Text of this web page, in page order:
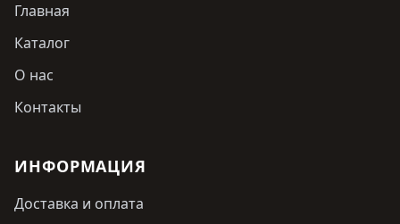
Главная
Каталог
О нас
Контакты
ИНФОРМАЦИЯ
Доставка и оплата